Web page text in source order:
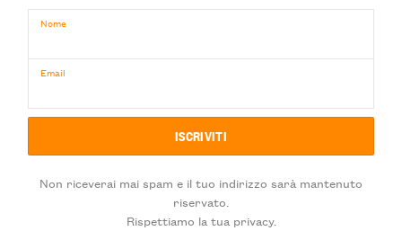
Nome
Email
Non riceverai mai spam e il tuo indirizzo sarà mantenuto
riservato.
Rispettiamo la tua privacy.